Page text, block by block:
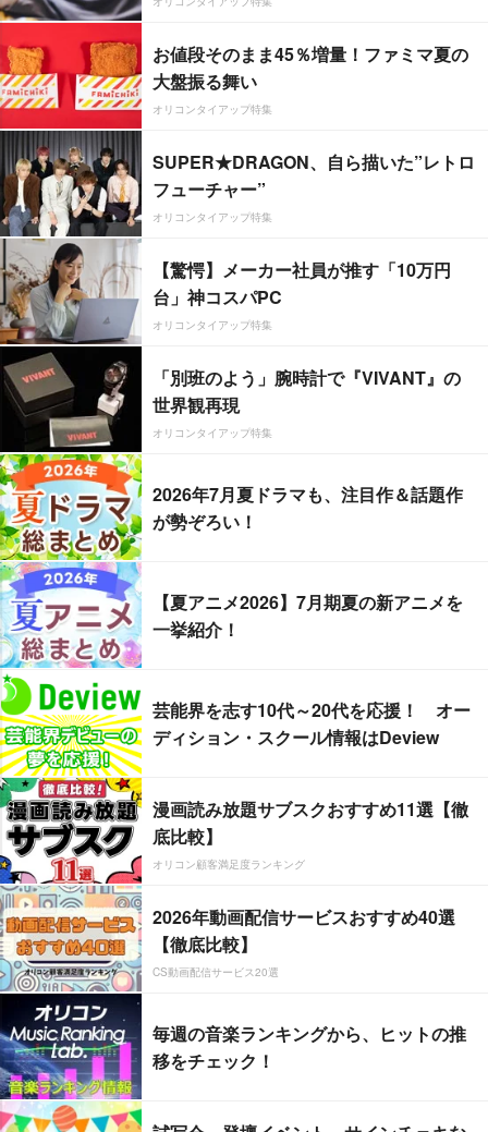
お値段そのまま45％増量！ファミマ夏の
大盤振る舞い
オリコンタイアップ特集
SUPER★DRAGON、自ら描いた”レトロ
フューチャー”
オリコンタイアップ特集
【驚愕】メーカー社員が推す「10万円
台」神コスパPC
オリコンタイアップ特集
「別班のよう」腕時計で『VIVANT』の
世界観再現
オリコンタイアップ特集
2026年7月夏ドラマも、注目作＆話題作
が勢ぞろい！
【夏アニメ2026】7月期夏の新アニメを
一挙紹介！
芸能界を志す10代～20代を応援！ オー
ディション・スクール情報はDeview
漫画読み放題サブスクおすすめ11選【徹
底比較】
オリコン顧客満足度ランキング
2026年動画配信サービスおすすめ40選
【徹底比較】
CS動画配信サービス20選
毎週の音楽ランキングから、ヒットの推
移をチェック！